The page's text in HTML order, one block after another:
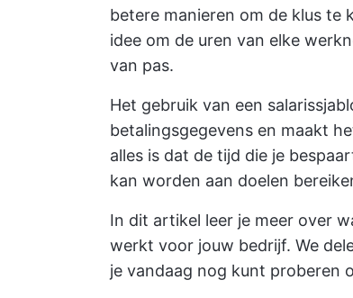
betere manieren om de klus te
idee om de uren van elke
van pas.
Het gebruik van een
betalingsgegevens en maakt
alles is dat de tijd die je
kan worden aan doelen
In dit artikel leer je meer over
werkt voor jouw bedrijf. We
je vandaag nog kunt proberen